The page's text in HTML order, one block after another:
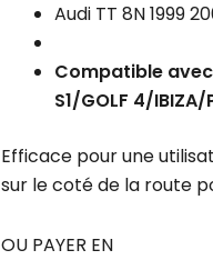
Audi TT 8N 1999
Compatible
S1/GOLF 4/IBIZA/
Efficace pour une
sur le coté de la route
OU PAYER EN
8L/TT